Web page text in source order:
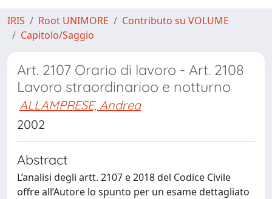
IRIS Root UNIMORE
Contributo su VOLUME
Capitolo/Saggio
Art. 2107 Orario di lavoro - Art. 2108
Lavoro straordinarioo e notturno
ALLAMPRESE, Andrea
2002
Abstract
L’analisi degli artt. 2107 e 2018 del Codice Civile
offre all’Autore lo spunto per un esame dettagliato